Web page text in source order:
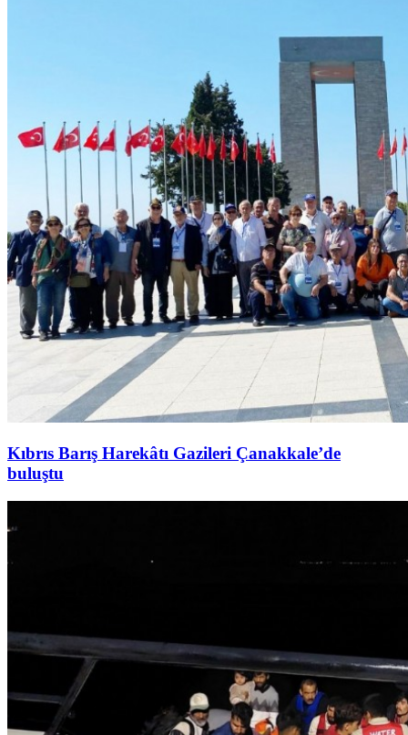
Kıbrıs Barış Harekâtı Gazileri Çanakkale’de
buluştu